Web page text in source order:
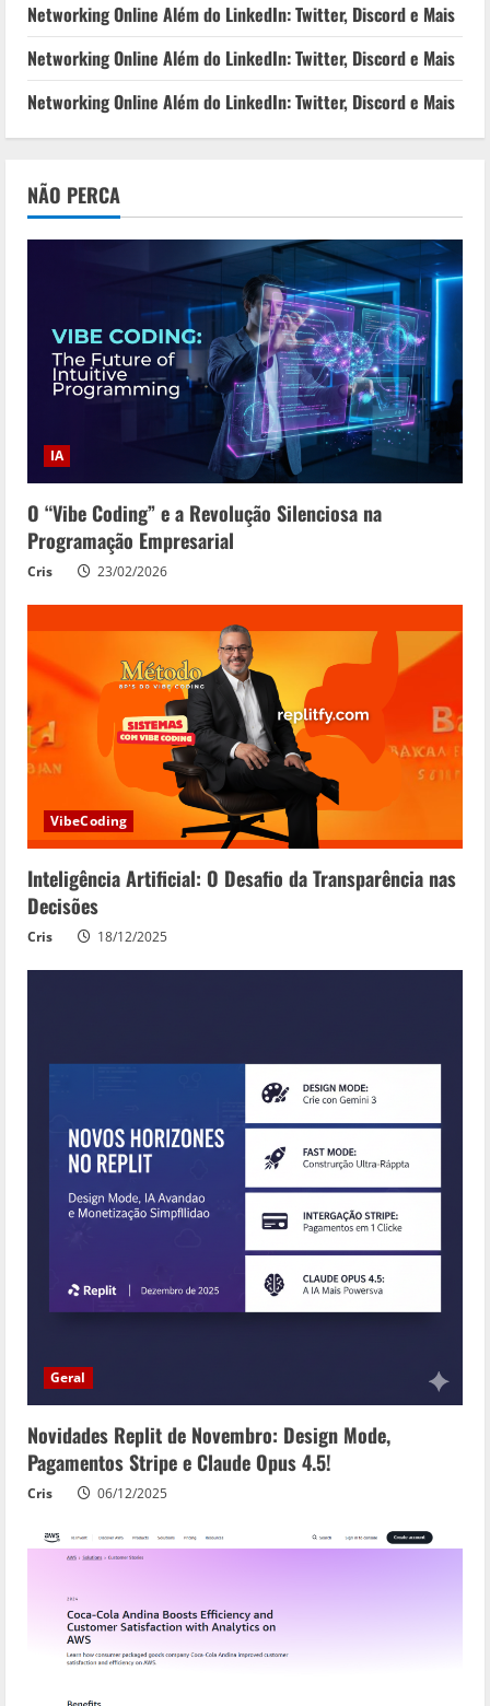
Networking Online Além do LinkedIn: Twitter, Discord e Mais
Networking Online Além do LinkedIn: Twitter, Discord e Mais
Networking Online Além do LinkedIn: Twitter, Discord e Mais
NÃO PERCA
IA
O “Vibe Coding” e a Revolução Silenciosa na
Programação Empresarial
Cris 23/02/2026
VibeCoding
Inteligência Artificial: O Desafio da Transparência nas
Decisões
Cris 18/12/2025
Geral
Novidades Replit de Novembro: Design Mode,
Pagamentos Stripe e Claude Opus 4.5!
Cris 06/12/2025